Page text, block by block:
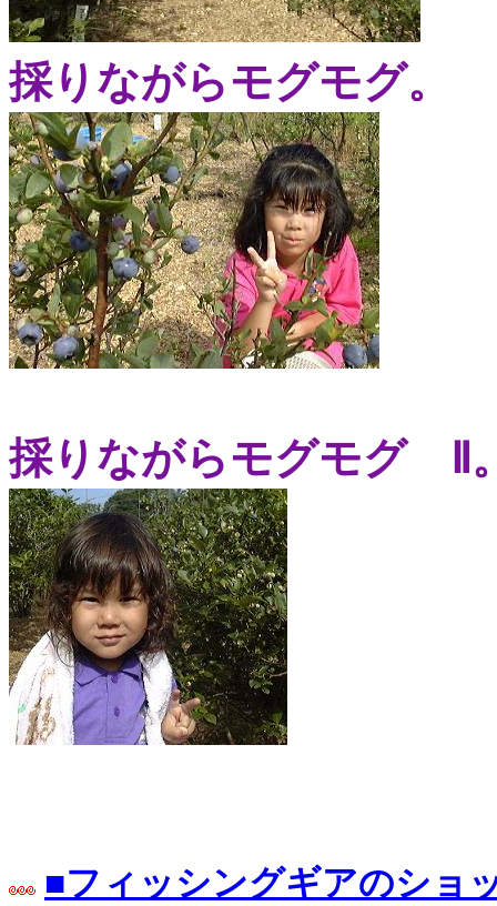
採りながらモグモグ。
採りながらモグモグ Ⅱ
■フィッシングギアのショ